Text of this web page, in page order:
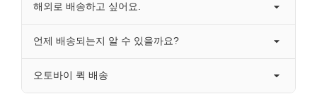
해외로 배송하고 싶어요.
언제 배송되는지 알 수 있을까요?
오토바이 퀵 배송